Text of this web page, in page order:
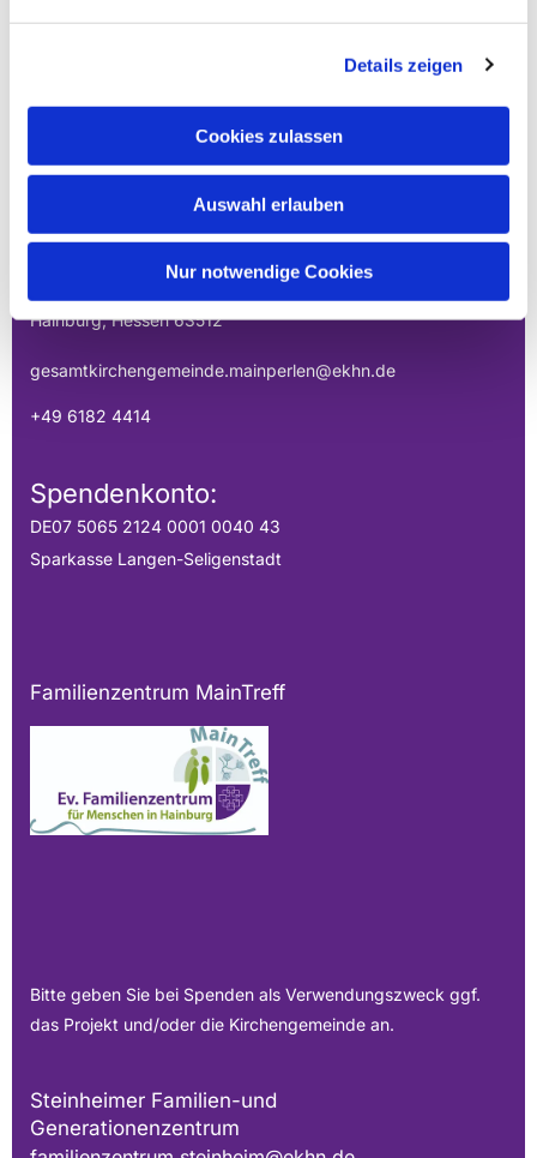
Details zeigen
Cookies zulassen
Auswahl erlauben
Nur notwendige Cookies
EVANGELISCHE
GESAMTKIRCHENGEMEINDE DER
MAINPERLEN
Hainburg, Hessen 63512
gesamtkirchengemeinde.mainperlen@ekhn.de
+49 6182 4414
Spendenkonto:
DE07 5065 2124 0001 0040 43
Sparkasse Langen-Seligenstadt
Familienzentrum MainTreff
Bitte geben Sie bei Spenden als Verwendungszweck ggf.
das Projekt und/oder die Kirchengemeinde an.
Steinheimer Familien-und
Generationenzentrum